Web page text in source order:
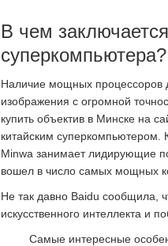
В чем
суперкомпьютера?
Наличие мощных процессоров
изображения с огромной
купить объектив в Минске на
китайским суперкомпьютером.
Minwa занимает лидирующие
вошел в число самых мощных
Не так давно Baidu сообщила,
искусственного интеллекта и
Самые интересные